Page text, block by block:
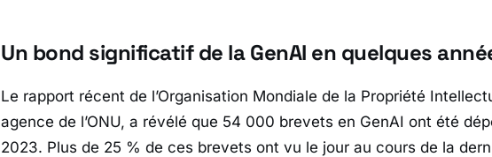
Un bond significatif de la GenAI en quelques
Le rapport récent de l’Organisation Mondiale de la Propriété
agence de l’ONU, a révélé que 54 000 brevets en GenAI ont été
2023. Plus de 25 % de ces brevets ont vu le jour au cours de la